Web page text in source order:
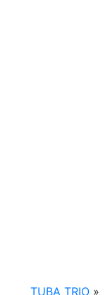
TUBA TRIO »